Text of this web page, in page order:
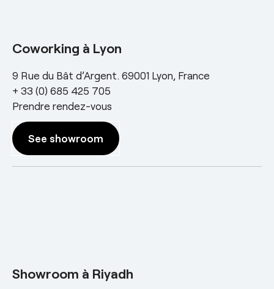
Coworking à Lyon
9 Rue du Bât d’Argent. 69001 Lyon, France
+ 33 (0) 685 425 705
Prendre rendez-vous
See showroom
Showroom à Riyadh